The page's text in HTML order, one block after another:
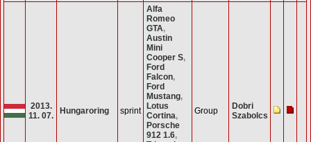
2013.
11. 07.
Hungaroring sprint
Alfa
Romeo
GTA,
Austin
Mini
Cooper S,
Ford
Falcon,
Ford
Mustang,
Lotus
Cortina,
Porsche
912 1.6,
Group
Dobri
Szabolcs